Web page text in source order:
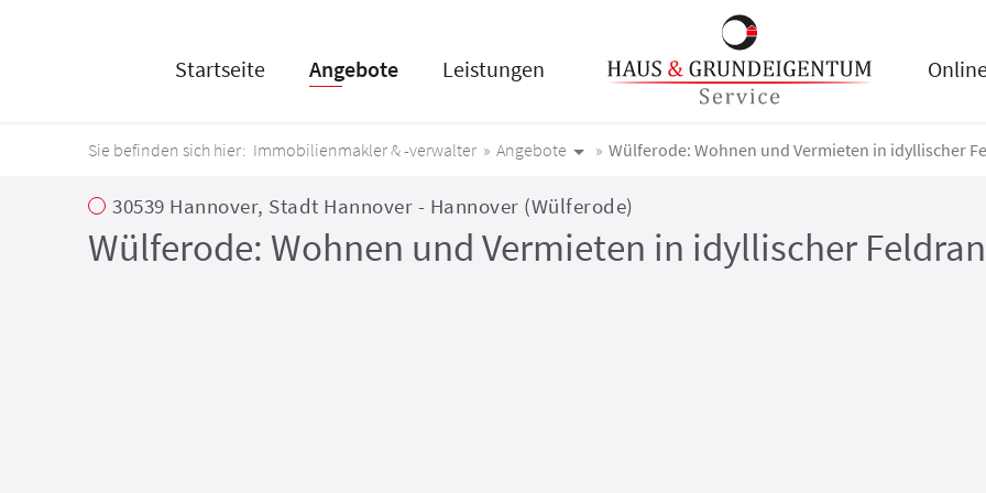
Startseite Angebote Leistungen
Immobilienmakler & -verwalter Angebote Wülferode: Wohnen und Vermieten in idyllischer
30539 Hannover, Stadt Hannover - Hannover (Wülferode)
Wülferode: Wohnen und Vermieten in idyllischer